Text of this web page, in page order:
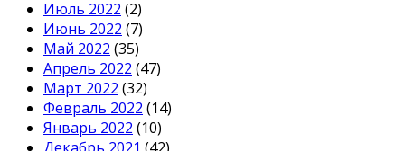
Июль 2022 (2)
Июнь 2022 (7)
Май 2022 (35)
Апрель 2022 (47)
Март 2022 (32)
Февраль 2022 (14)
Январь 2022 (10)